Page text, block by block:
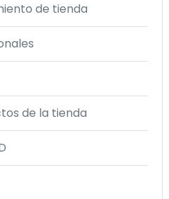
de tienda
de la tienda